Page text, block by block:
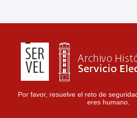
Por favor, resuelve el reto de
eres humano.